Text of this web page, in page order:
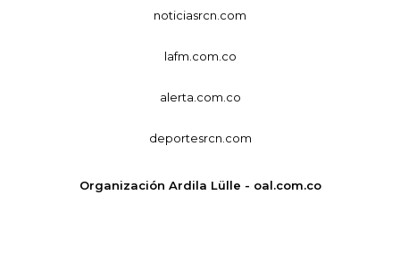
noticiasrcn.com
lafm.com.co
alerta.com.co
deportesrcn.com
Organización Ardila Lülle - oal.com.co